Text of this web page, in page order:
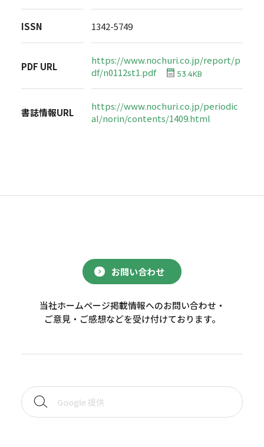
ISSN 1342-5749
PDF URL
https://www.nochuri.co.jp/report/p
df/n0112st1.pdf
53.4KB
書誌情報URL
https://www.nochuri.co.jp/periodic
al/norin/contents/1409.html
お問い合わせ
当社ホームページ掲載情報へのお問い合わせ・
ご意見・ご感想などを受け付けております。